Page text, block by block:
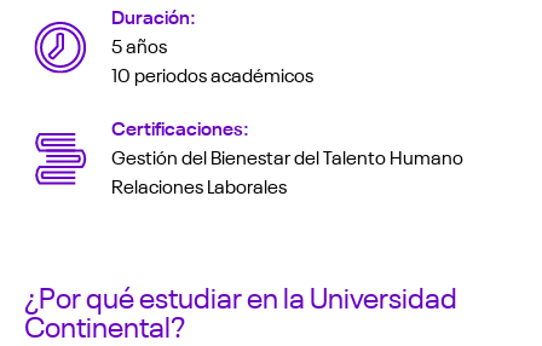
Duración:
5 años
10 periodos académicos
Certificaciones:
Gestión del Bienestar del Talento Humano
Relaciones Laborales
¿Por qué estudiar en la Universidad
Continental?